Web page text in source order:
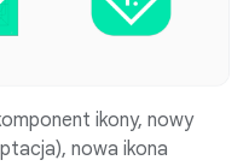
ikony, nowy
nowa ikona